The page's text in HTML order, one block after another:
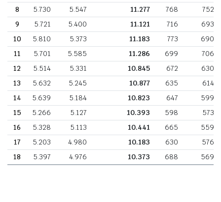
8
5.730 5.547 11.277 768 752
9
5.721 5.400 11.121 716 693
10
5.810 5.373 11.183 773 690
11
5.701 5.585 11.286 699 706
12
5.514 5.331 10.845 672 630
13
5.632 5.245 10.877 635 614
14
5.639 5.184 10.823 647 599
15
5.266 5.127 10.393 598
573
16
5.328 5.113 10.441 665
559
17
5.203 4.980 10.183 630 576
18
5.397 4.976 10.373 688 569